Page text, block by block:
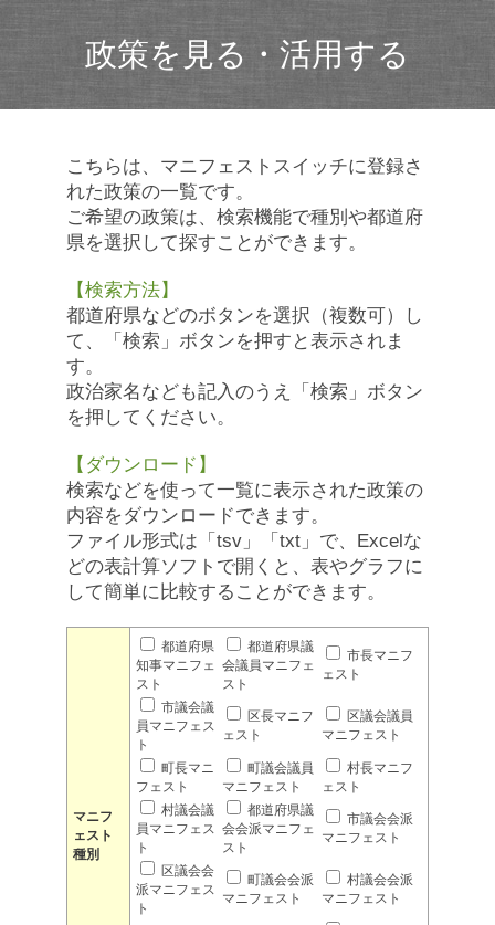
政策を見る・活用する
こちらは、マニフェストスイッチに登録さ
れた政策の一覧です。
ご希望の政策は、検索機能で種別や都道府
県を選択して探すことができます。
【検索方法】
都道府県などのボタンを選択（複数可）し
て、「検索」ボタンを押すと表示されま
す。
政治家名なども記入のうえ「検索」ボタン
を押してください。
【ダウンロード】
検索などを使って一覧に表示された政策の
内容をダウンロードできます。
ファイル形式は「tsv」「txt」で、Excelな
どの表計算ソフトで開くと、表やグラフに
して簡単に比較することができます。
マニフ
ェスト
種別
都道府県
知事マニフェ
スト
都道府県議
会議員マニフェ
スト
市長マニフ
ェスト
市議会議
員マニフェス
ト
区長マニフ
ェスト
区議会議員
マニフェスト
町長マニ
フェスト
町議会議員
マニフェスト
村長マニフ
ェスト
村議会議
員マニフェス
ト
都道府県議
会会派マニフェ
スト
市議会会派
マニフェスト
区議会会
派マニフェス
ト
町議会会派
マニフェスト
村議会会派
マニフェスト